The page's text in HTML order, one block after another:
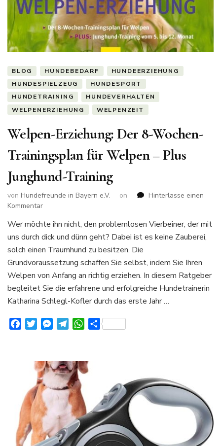
BLOG HUNDEBEDARF
HUNDEERZIEHUNG
HUNDESPIELZEUG
HUNDESPORT
HUNDETRAINING
HUNDEVERHALTEN
WELPENERZIEHUNG
WELPENZEIT
Welpen-Erziehung: Der 8-Wochen-
Trainingsplan für Welpen – Plus
Junghund-Training
von Hundefreunde in Bayern e.V. on
Hinterlasse einen
Kommentarzu
Erziehung:
Der
8-
Trainingsplan
für
Welpen
–
Junghund-
Training
Wer möchte ihn nicht, den problemlosen Vierbeiner, der mit
uns durch dick und dünn geht? Dabei ist es keine Zauberei,
solch einen Traumhund zu besitzen. Die
Grundvoraussetzung schaffen Sie selbst, indem Sie Ihren
Welpen von Anfang an richtig erziehen. In diesem Ratgeber
begleitet Sie die erfahrene und erfolgreiche Hundetrainerin
Katharina Schlegl-Kofler durch das erste Jahr …
FacebookTwitterMessenger
TelegramWhatsApp
Teilen